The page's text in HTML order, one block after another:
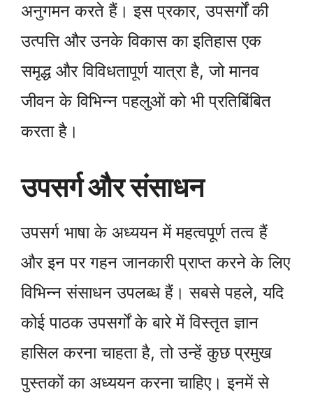
अनुगमन करते हैं। इस प्रकार, उपसर्गों की
उत्पत्ति और उनके विकास का इतिहास एक
समृद्ध और विविधतापूर्ण यात्रा है, जो मानव
जीवन के विभिन्न पहलुओं को भी प्रतिबिंबित
करता है।
उपसर्ग और संसाधन
उपसर्ग भाषा के अध्ययन में महत्वपूर्ण तत्व हैं
और इन पर गहन जानकारी प्राप्त करने के लिए
विभिन्न संसाधन उपलब्ध हैं। सबसे पहले, यदि
कोई पाठक उपसर्गों के बारे में विस्तृत ज्ञान
हासिल करना चाहता है, तो उन्हें कुछ प्रमुख
पुस्तकों का अध्ययन करना चाहिए। इनमें से